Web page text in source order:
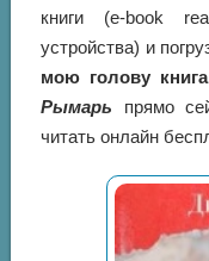
книги (e-book
устройства) и
мою голову
Рымарь прямо
читать онлайн